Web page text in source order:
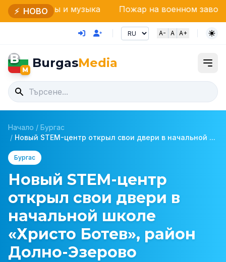
⚡ НОВО
музыка Пожар на военном заводе рядом с
A- A A+
B
M BurgasMedia
Начало / Бургас
/ Новый STEM-центр открыл свои двери в начальной ...
Бургас
Новый STEM-центр
открыл свои двери в
начальной школе
«Христо Ботев», район
Долно-Эзерово